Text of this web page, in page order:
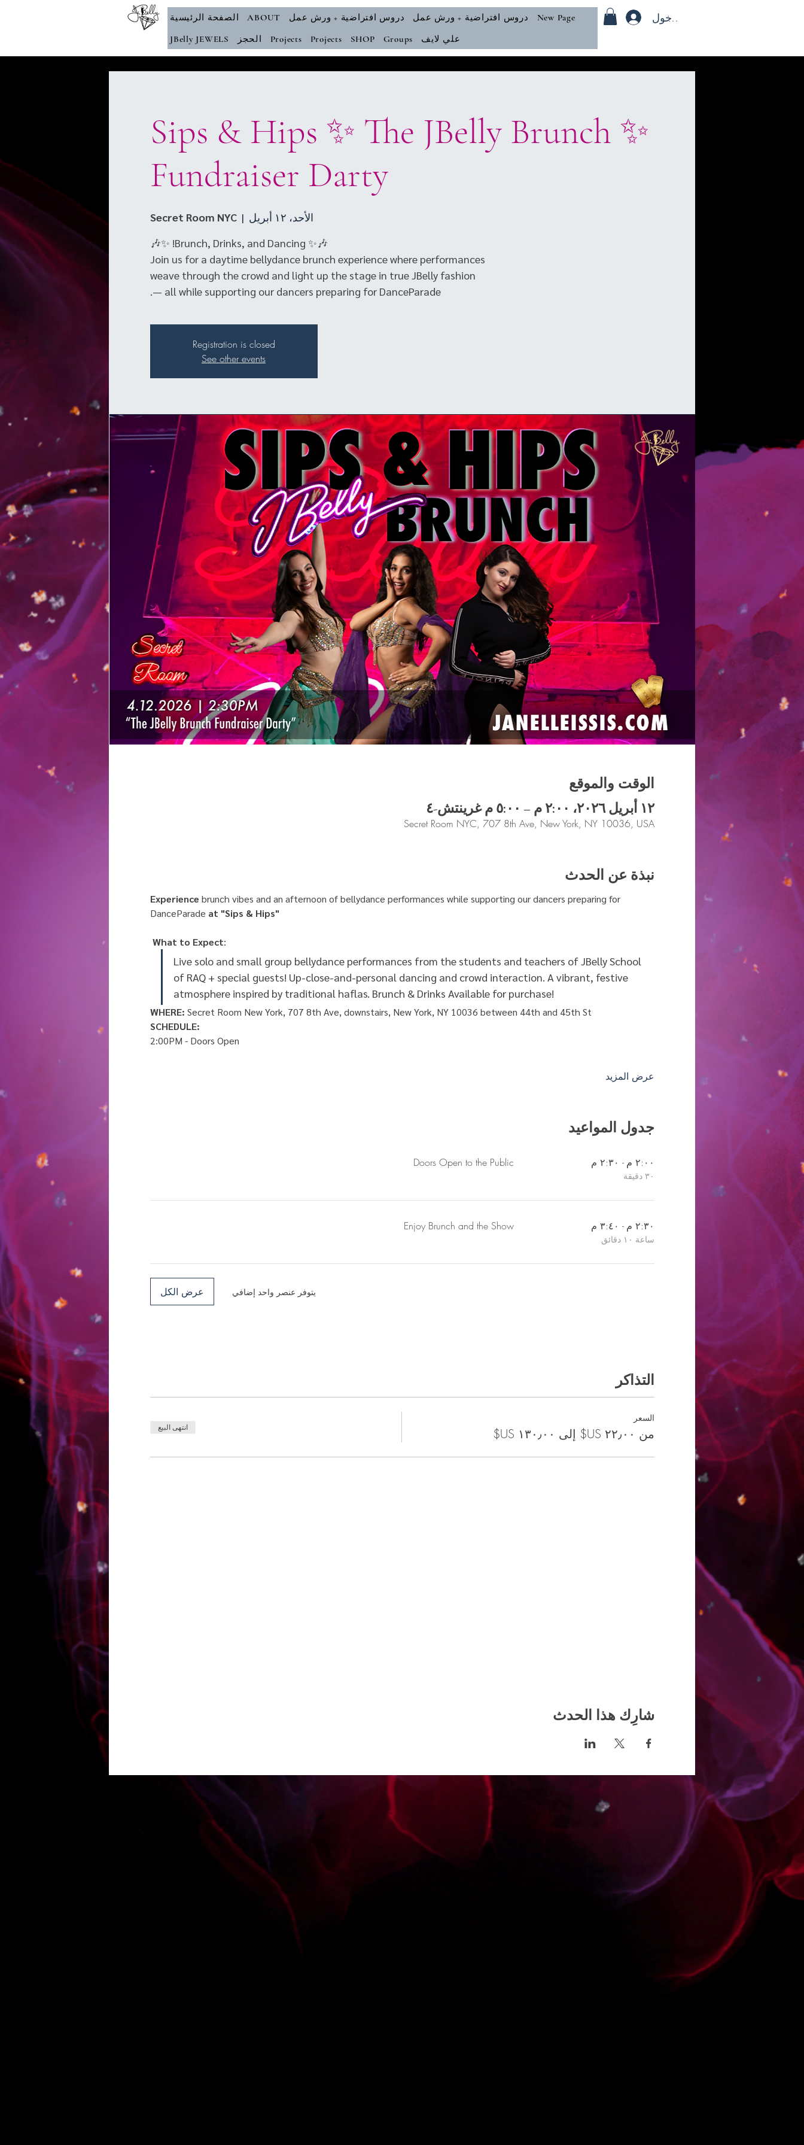
الصفحة الرئيسية ABOUT دروس افتراضية + ورش عمل دروس افتراضية + ورش عمل
New Page
JBelly JEWELS
الحجز Projects Projects SHOP Groups علي لايف
تسجيل الدخول
✨ Sips & Hips ✨ The JBelly Brunch
Fundraiser Darty
الأحد، ١٢ أبريل
  |
Secret Room NYC
Join us for a daytime bellydance brunch experience where performances
weave through the crowd and light up the stage in true JBelly fashion
— all while supporting our dancers preparing for DanceParade.
Registration is closed
See other events
الوقت والموقع
١٢ أبريل ٢٠٢٦، ٢:٠٠ م – ٥:٠٠ م غرينتش-٤
Secret Room NYC, 707 8th Ave, New York, NY 10036, USA
نبذة عن الحدث
Experience brunch vibes and an afternoon of bellydance performances while supporting our dancers preparing for
DanceParade at "Sips & Hips"
What to Expect:
Live solo and small group bellydance performances from the students and teachers of JBelly School
of RAQ + special guests! Up-close-and-personal dancing and crowd interaction. A vibrant, festive
atmosphere inspired by traditional haflas. Brunch & Drinks Available for purchase!
WHERE: Secret Room New York, 707 8th Ave, downstairs, New York, NY 10036 between 44th and 45th St
SCHEDULE:
2:00PM - Doors Open
عرض المزيد
جدول المواعيد
٢:٠٠ م - ٢:٣٠ م
٣٠ دقيقة
Doors Open to the Public
٢:٣٠ م - ٣:٤٠ م
ساعة ١٠ دقائق
Enjoy Brunch and the Show
يتوفر عنصر واحد إضافي عرض الكل
التذاكر
السعر
من ‏٢٢٫٠٠ US$ إلى ‏١٣٠٫٠٠ US$ انتهى البيع
شارِك هذا الحدث